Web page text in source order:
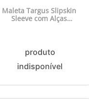
Maleta Targus Slipskin
Sleeve com Alças